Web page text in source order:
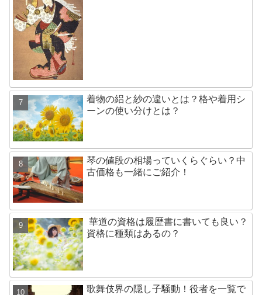
着物の絽と紗の違いとは？格や着用シ
ーンの使い分けとは？
琴の値段の相場っていくらぐらい？中
古価格も一緒にご紹介！
華道の資格は履歴書に書いても良い？
資格に種類はあるの？
歌舞伎界の隠し子騒動！役者を一覧で